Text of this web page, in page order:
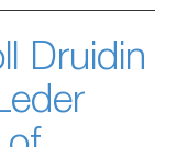
Druidin